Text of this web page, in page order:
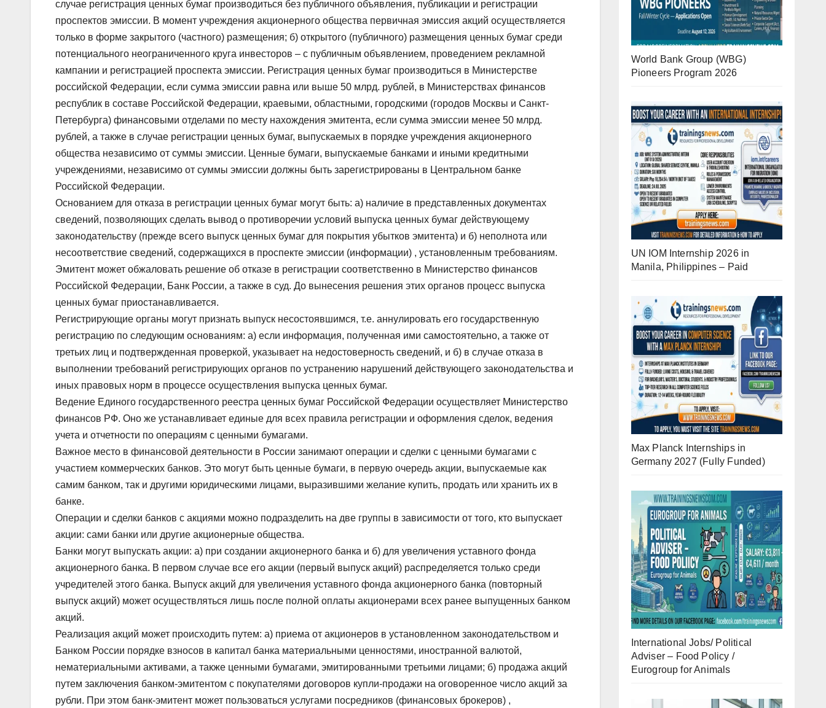
случае регистрация ценных бумаг производиться без публичного объявления, публикации и регистрации
проспектов эмиссии. В момент учреждения акционерного общества первичная эмиссия акций осуществляется
только в форме закрытого (частного) размещения; б) открытого (публичного) размещения ценных бумаг среди
потенциального неограниченного круга инвесторов – с публичным объявлением, проведением рекламной
кампании и регистрацией проспекта эмиссии. Регистрация ценных бумаг производиться в Министерстве
российской Федерации, если сумма эмиссии равна или выше 50 млрд. рублей, в Министерствах финансов
республик в составе Российской Федерации, краевыми, областными, городскими (городов Москвы и Санкт-
Петербурга) финансовыми отделами по месту нахождения эмитента, если сумма эмиссии менее 50 млрд.
рублей, а также в случае регистрации ценных бумаг, выпускаемых в порядке учреждения акционерного
общества независимо от суммы эмиссии. Ценные бумаги, выпускаемые банками и иными кредитными
учреждениями, независимо от суммы эмиссии должны быть зарегистрированы в Центральном банке
Российской Федерации.
Основанием для отказа в регистрации ценных бумаг могут быть: а) наличие в представленных документах
сведений, позволяющих сделать вывод о противоречии условий выпуска ценных бумаг действующему
законодательству (прежде всего выпуск ценных бумаг для покрытия убытков эмитента) и б) неполнота или
несоответствие сведений, содержащихся в проспекте эмиссии (информации) , установленным требованиям.
Эмитент может обжаловать решение об отказе в регистрации соответственно в Министерство финансов
Российской Федерации, Банк России, а также в суд. До вынесения решения этих органов процесс выпуска
ценных бумаг приостанавливается.
Регистрирующие органы могут признать выпуск несостоявшимся, т.е. аннулировать его государственную
регистрацию по следующим основаниям: а) если информация, полученная ими самостоятельно, а также от
третьих лиц и подтвержденная проверкой, указывает на недостоверность сведений, и б) в случае отказа в
выполнении требований регистрирующих органов по устранению нарушений действующего законодательства и
иных правовых норм в процессе осуществления выпуска ценных бумаг.
Ведение Единого государственного реестра ценных бумаг Российской Федерации осуществляет Министерство
финансов РФ. Оно же устанавливает единые для всех правила регистрации и оформления сделок, ведения
учета и отчетности по операциям с ценными бумагами.
Важное место в финансовой деятельности в России занимают операции и сделки с ценными бумагами с
участием коммерческих банков. Это могут быть ценные бумаги, в первую очередь акции, выпускаемые как
самим банком, так и другими юридическими лицами, выразившими желание купить, продать или хранить их в
банке.
Операции и сделки банков с акциями можно подразделить на две группы в зависимости от того, кто выпускает
акции: сами банки или другие акционерные общества.
Банки могут выпускать акции: а) при создании акционерного банка и б) для увеличения уставного фонда
акционерного банка. В первом случае все его акции (первый выпуск акций) распределяется только среди
учредителей этого банка. Выпуск акций для увеличения уставного фонда акционерного банка (повторный
выпуск акций) может осуществляться лишь после полной оплаты акционерами всех ранее выпущенных банком
акций.
Реализация акций может происходить путем: а) приема от акционеров в установленном законодательством и
Банком России порядке взносов в капитал банка материальными ценностями, иностранной валютой,
нематериальными активами, а также ценными бумагами, эмитированными третьими лицами; б) продажа акций
путем заключения банком-эмитентом с покупателями договоров купли-продажи на оговоренное число акций за
рубли. При этом банк-эмитент может пользоваться услугами посредников (финансовых брокеров) ,
World Bank Group (WBG)
Pioneers Program 2026
UN IOM Internship 2026 in
Manila, Philippines – Paid
Max Planck Internships in
Germany 2027 (Fully Funded)
International Jobs/ Political
Adviser – Food Policy /
Eurogroup for Animals